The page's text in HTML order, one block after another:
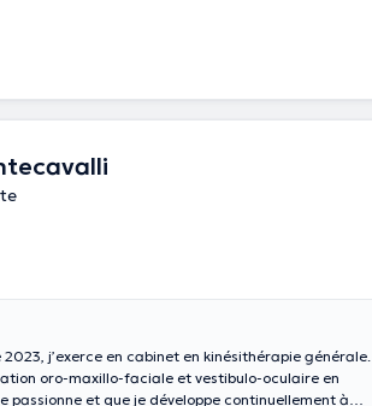
j’exerce en cabinet en kinésithérapie générale.
oro-maxillo-faciale et vestibulo-oculaire en
passionne et que je développe continuellement à